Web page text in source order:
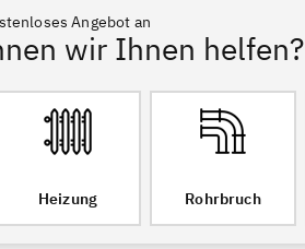
Angebot an
wir Ihnen helfen?
Heizung Rohrbruch